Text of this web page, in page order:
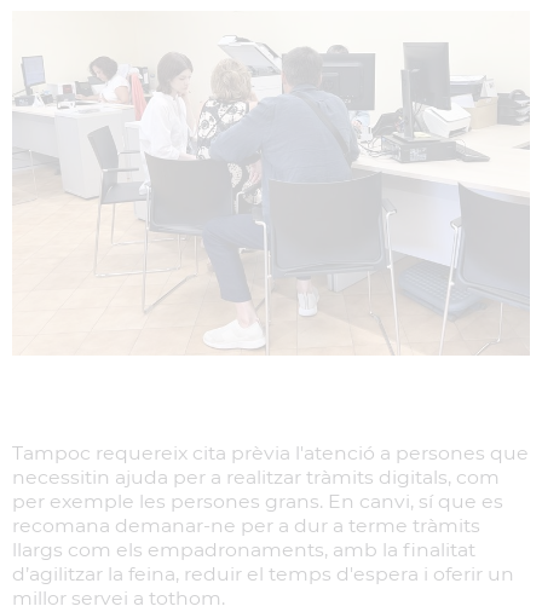
Tampoc requereix cita prèvia l'atenció a persones que
necessitin ajuda per a realitzar tràmits digitals, com
per exemple les persones grans. En canvi, sí que es
recomana demanar-ne per a dur a terme tràmits
llargs com els empadronaments, amb la finalitat
d’agilitzar la feina, reduir el temps d'espera i oferir un
millor servei a tothom.